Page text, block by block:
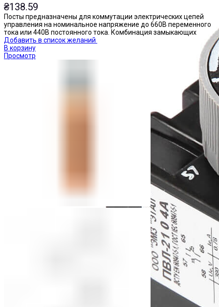
₴138.59
Посты предназначены для коммутации электрических цепей
управления на номинальное напряжение до 660В переменного
тока или 440В постоянного тока. Комбинация замыкающих
Добавить в список желаний
В корзину
Просмотр